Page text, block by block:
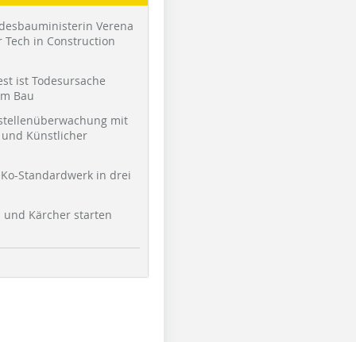
Verena
in Construction
ist Todesursache
Bau
mit
Künstlicher
Standardwerk in drei
und Kärcher starten